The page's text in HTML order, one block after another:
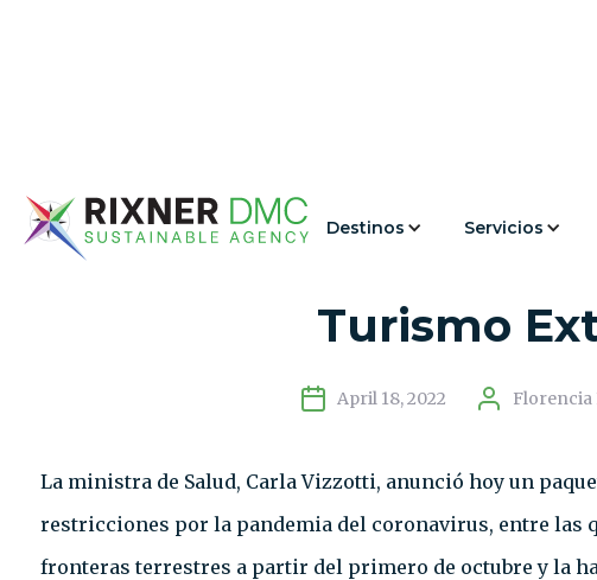
Destinos Servicios
Argentina Abre sus
Turismo
April 18, 2022 Florencia
La ministra de Salud, Carla Vizzotti, anunció hoy un
restricciones por la pandemia del coronavirus, entre las
fronteras terrestres a partir del primero de octubre y la